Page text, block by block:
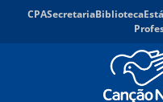
CPASecretariaBiblioteca